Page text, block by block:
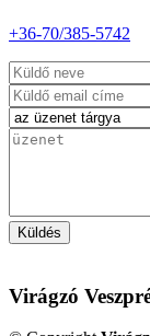
Anya, Apa
Itt az idő
részletek
Felnőtt
Dupla Be -
részletek
+36-70/385-5742
Küldés
Virágzó